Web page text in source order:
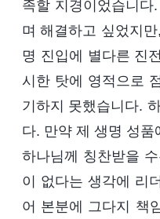
족할 지경이었습니
며 해결하고 싶었지
명 진입에 별다른 진
시한 탓에 영적으로
기하지 못했습니다.
다. 만약 제 생명 성
하나님께 칭찬받을
이 없다는 생각에 리
어 본분에 그다지 책